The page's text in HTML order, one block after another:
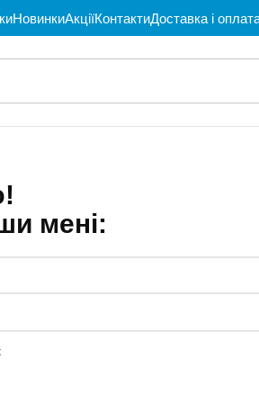
НовинкиАкціїКонтактиДоставка і
мені: